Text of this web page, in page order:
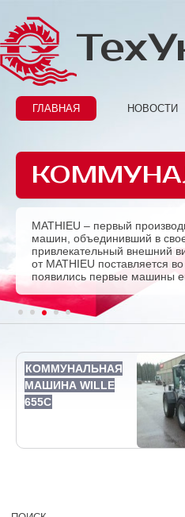
ГЛАВНАЯ НОВОСТИ
MATHIEU – первый
машин, объединивший в
привлекательный внешний
от MATHIEU поставляется
появились первые машины
Previous
1 2 3 4 5
КОММУНАЛЬНАЯ
МАШИНА WILLE
655C